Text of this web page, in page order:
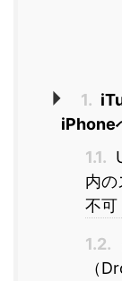
1.
iPhone
1.1.
内の
不可
1.2.
（